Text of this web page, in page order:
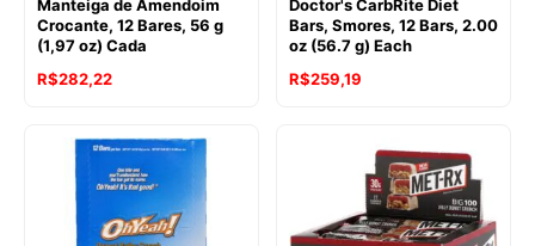
Manteiga de Amendoim
Crocante, 12 Bares, 56 g
(1,97 oz) Cada
R$282,22
Doctor's CarbRite Diet
Bars, Smores, 12 Bars, 2.00
oz (56.7 g) Each
R$259,19